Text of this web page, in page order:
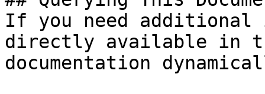
If you need
directly available in
documentation